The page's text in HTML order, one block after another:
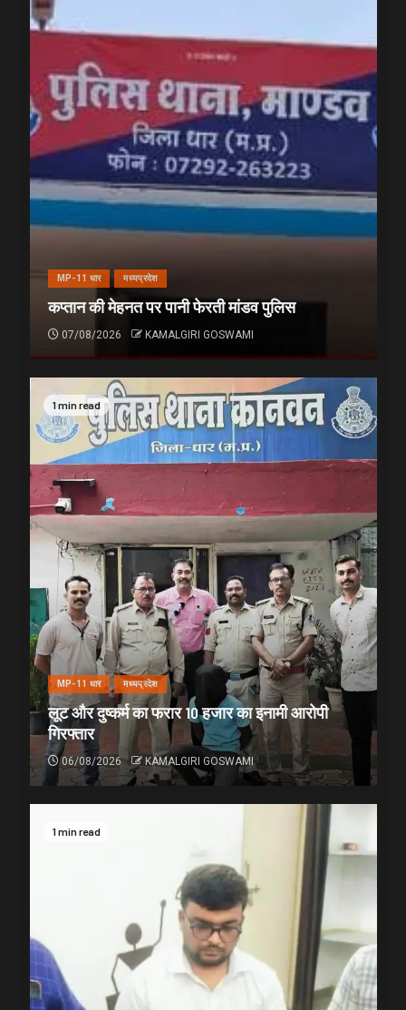
MP-11 धार मध्यप्रदेश
कप्तान की मेहनत पर पानी फेरती मांडव पुलिस
07/08/2026 KAMALGIRI GOSWAMI
1 min read
MP-11 धार मध्यप्रदेश
लूट और दुष्कर्म का फरार 10 हजार का इनामी आरोपी
गिरफ्तार
06/08/2026 KAMALGIRI GOSWAMI
1 min read